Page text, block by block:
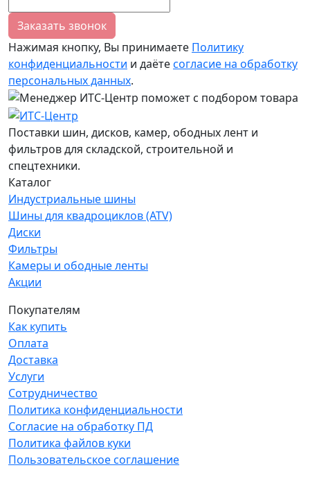
Заказать звонок
Нажимая кнопку, Вы принимаете Политику
конфиденциальности и даётесогласие на обработку
персональных данных.
Поставки шин, дисков, камер, ободных лент и
фильтров для складской, строительной и
спецтехники.
Каталог
Индустриальные шины
Шины для квадроциклов (ATV)
Диски
Фильтры
Камеры и ободные ленты
Акции
Покупателям
Как купить
Оплата
Доставка
Услуги
Сотрудничество
Политика конфиденциальности
Согласие на обработку ПД
Политика файлов куки
Пользовательское соглашение